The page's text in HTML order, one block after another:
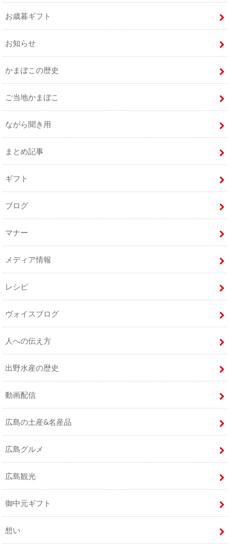
お歳暮ギフト
お知らせ
かまぼこの歴史
ご当地かまぼこ
ながら聞き用
まとめ記事
ギフト
ブログ
マナー
メディア情報
レシピ
ヴォイスブログ
人への伝え方
出野水産の歴史
動画配信
広島の土産&名産品
広島グルメ
広島観光
御中元ギフト
想い